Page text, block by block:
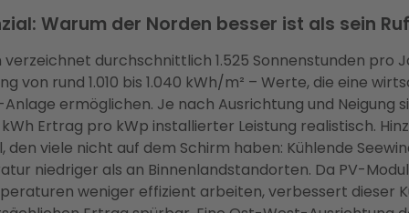
Warum der Norden besser ist als sein Ruf
durchschnittlich 1.525 Sonnenstunden pro
von rund 1.010 bis 1.040 kWh/m² – Werte, die eine
ermöglichen. Je nach Ausrichtung und Neigung
kWh Ertrag pro kWp installierter Leistung realistisch.
den viele nicht auf dem Schirm haben: Kühlende
niedriger als an Binnenlandstandorten. Da PV-
weniger effizient arbeiten, verbessert dieser